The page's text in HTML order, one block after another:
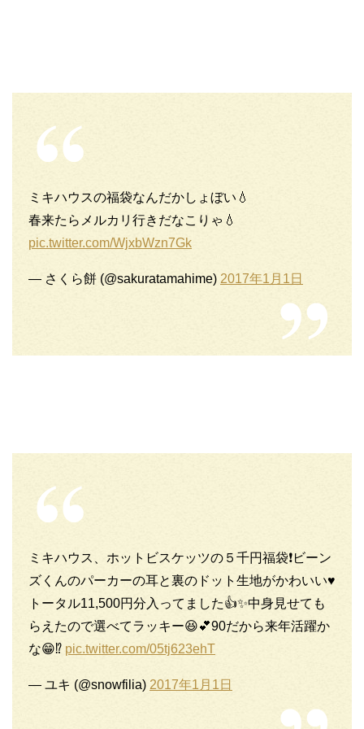
ミキハウスの福袋なんだかしょぼい💧
春来たらメルカリ行きだなこりゃ💧
pic.twitter.com/WjxbWzn7Gk
— さくら餅 (@sakuratamahime) 2017年1月1日
ミキハウス、ホットビスケッツの５千円福袋❗ビーン
ズくんのパーカーの耳と裏のドット生地がかわいい♥
トータル11,500円分入ってました👍✨中身見せても
らえたので選べてラッキー😆💕90だから来年活躍か
な😁⁉ pic.twitter.com/05tj623ehT
— ユキ (@snowfilia) 2017年1月1日